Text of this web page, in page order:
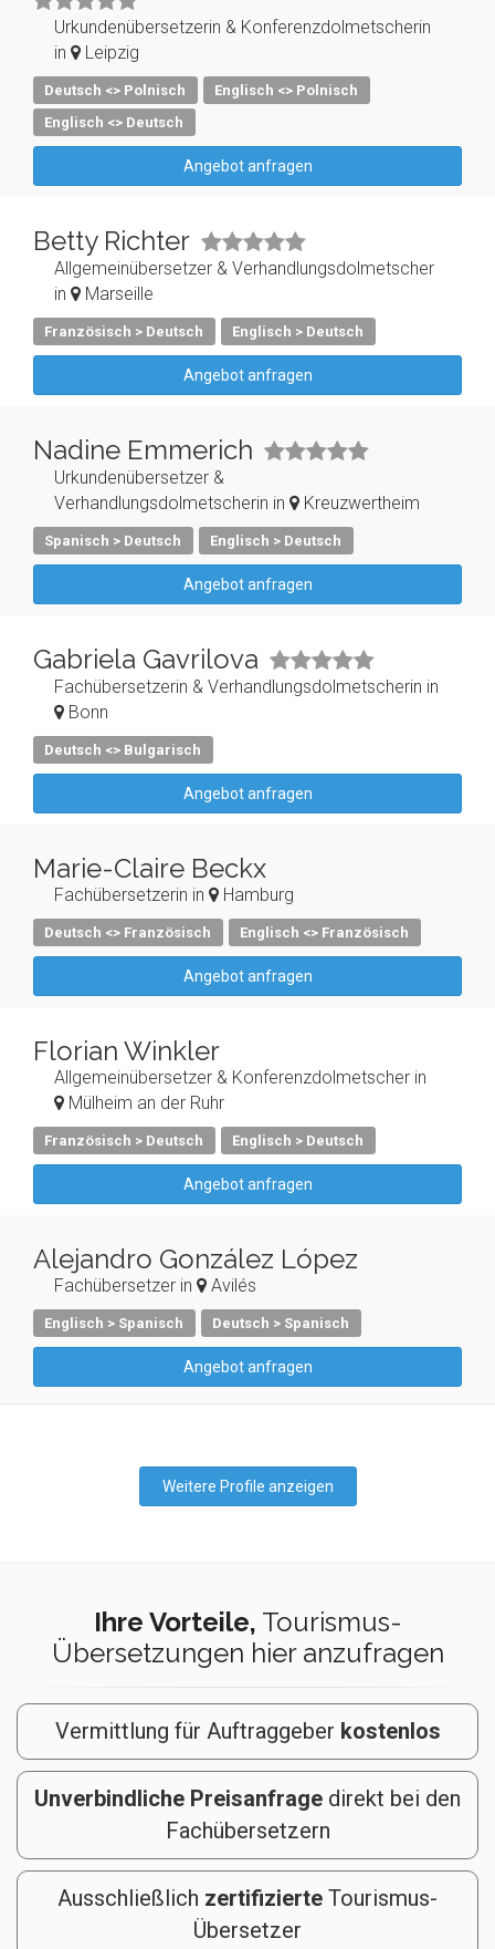
Urkundenübersetzerin & Konferenzdolmetscherin
in
Leipzig
Deutsch <> Polnisch
Englisch <> Polnisch
Englisch <> Deutsch
Angebot anfragen
Betty Richter
Allgemeinübersetzer & Verhandlungsdolmetscher
in
Marseille
Französisch > Deutsch Englisch > Deutsch
Angebot anfragen
Nadine Emmerich
Urkundenübersetzer &
Verhandlungsdolmetscherin in
Kreuzwertheim
Spanisch > Deutsch Englisch > Deutsch
Angebot anfragen
Gabriela Gavrilova
Fachübersetzerin & Verhandlungsdolmetscherin in
Bonn
Deutsch <> Bulgarisch
Angebot anfragen
Marie-Claire Beckx
Fachübersetzerin in Hamburg
Deutsch <> Französisch Englisch <> Französisch
Angebot anfragen
Florian Winkler
Allgemeinübersetzer & Konferenzdolmetscher in
Mülheim an der Ruhr
Französisch > Deutsch Englisch > Deutsch
Angebot anfragen
Alejandro González López
Fachübersetzer in Avilés
Englisch > Spanisch Deutsch > Spanisch
Angebot anfragen
Weitere Profile anzeigen
Ihre Vorteile, Tourismus-
Übersetzungen hier anzufragen
Vermittlung für Auftraggeber kostenlos
Unverbindliche Preisanfrage direkt bei den
Fachübersetzern
Ausschließlich zertifizierte Tourismus-
Übersetzer